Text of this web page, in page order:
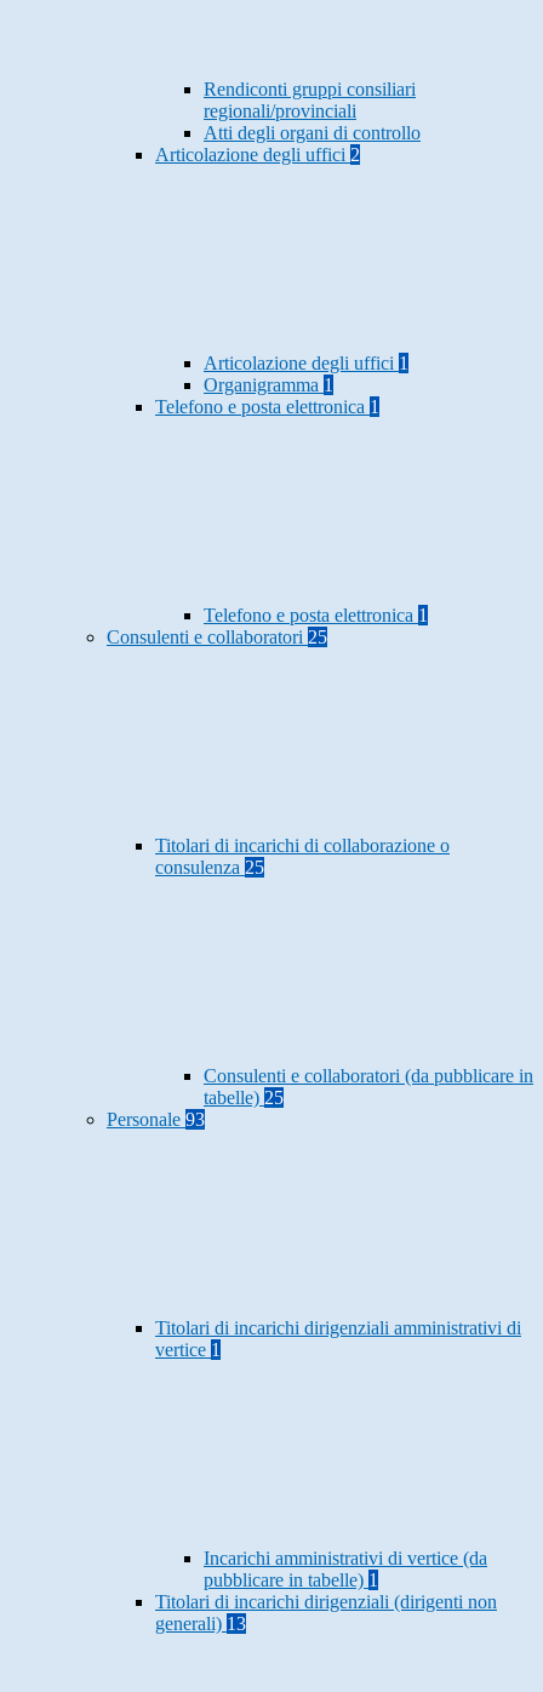
Rendiconti gruppi consiliari
regionali/provinciali
Atti degli organi di controllo
Articolazione degli uffici 2
Articolazione degli uffici 1
Organigramma 1
Telefono e posta elettronica 1
Telefono e posta elettronica 1
Consulenti e collaboratori 25
Titolari di incarichi di collaborazione o
consulenza 25
Consulenti e collaboratori (da pubblicare in
tabelle) 25
Personale 93
Titolari di incarichi dirigenziali amministrativi di
vertice 1
Incarichi amministrativi di vertice (da
pubblicare in tabelle) 1
Titolari di incarichi dirigenziali (dirigenti non
generali) 13